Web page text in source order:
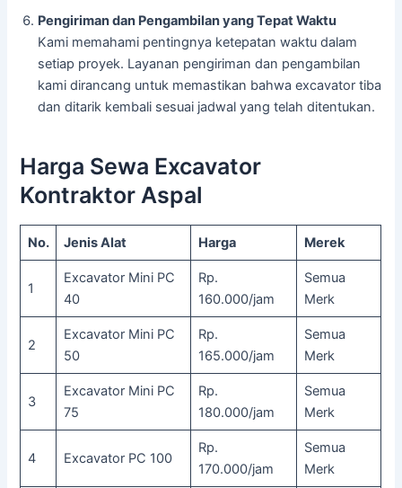
Pengiriman dan Pengambilan yang Tepat Waktu
Kami memahami pentingnya ketepatan waktu dalam
setiap proyek. Layanan pengiriman dan pengambilan
kami dirancang untuk memastikan bahwa excavator tiba
dan ditarik kembali sesuai jadwal yang telah ditentukan.
Harga Sewa Excavator
Kontraktor Aspal
No. Jenis Alat Harga Merek
1
Excavator Mini PC
40
Rp.
160.000/jam
Semua
Merk
2
Excavator Mini PC
50
Rp.
165.000/jam
Semua
Merk
3
Excavator Mini PC
75
Rp.
180.000/jam
Semua
Merk
4 Excavator PC 100
Rp.
170.000/jam
Semua
Merk